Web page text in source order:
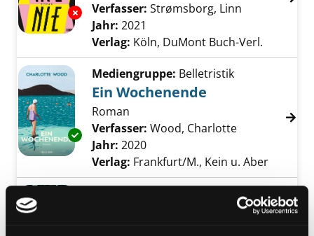
Exemplar-Details von Nie, nie, nie anzeigen
Verfasser: Strømsborg, Linn
Jahr: 2021
Verlag: Köln, DuMont Buch-Verl.
Exemplar-Details von Ein Wochenende
Mediengruppe: Belletristik
Ein Wochenende
Roman
Verfasser: Wood, Charlotte
Jahr: 2020
Verlag: Frankfurt/M., Kein u. Aber